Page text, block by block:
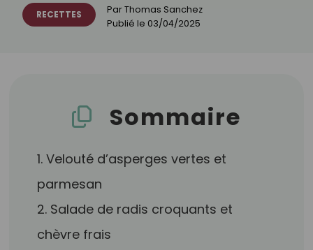
RECETTES ParThomas Sanchez
Publié le 03/04/2025
Sommaire
1. Velouté d’asperges vertes et
parmesan
2. Salade de radis croquants et
chèvre frais